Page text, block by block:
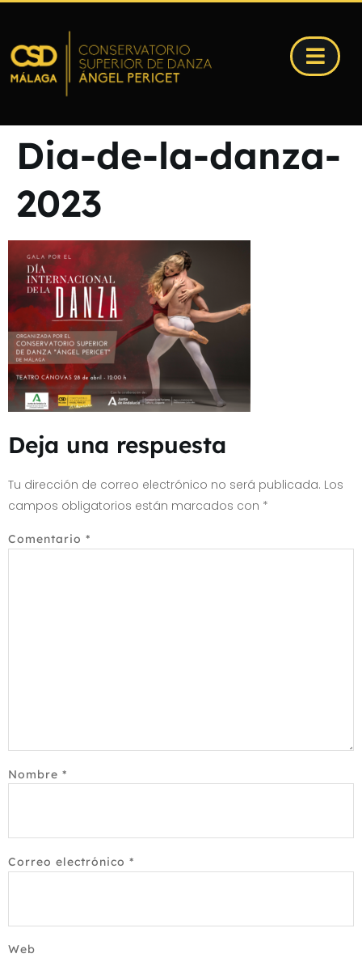
Dia-de-la-danza-
2023
Deja una respuesta
Tu dirección de correo electrónico no será publicada. Los
campos obligatorios están marcados con *
Comentario *
Nombre *
Correo electrónico *
Web